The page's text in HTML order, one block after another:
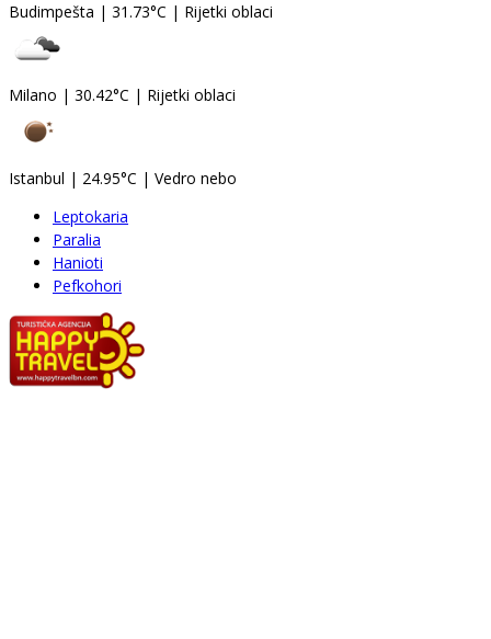
Budimpešta | 31.73°C | Rijetki oblaci
Milano | 30.42°C | Rijetki oblaci
Istanbul | 24.95°C | Vedro nebo
Leptokaria
Paralia
Hanioti
Pefkohori